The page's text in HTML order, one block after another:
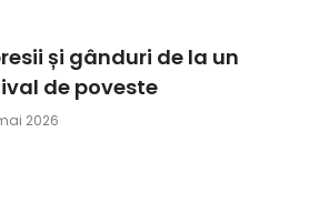
și gânduri de la un
de poveste
2026